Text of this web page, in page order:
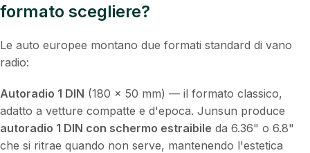
formato scegliere?
Le auto europee montano due formati standard di vano
radio:
Autoradio 1 DIN (180 × 50 mm) — il formato classico,
adatto a vetture compatte e d'epoca. Junsun produce
autoradio 1 DIN con schermo estraibile da 6.36" o 6.8"
che si ritrae quando non serve, mantenendo l'estetica